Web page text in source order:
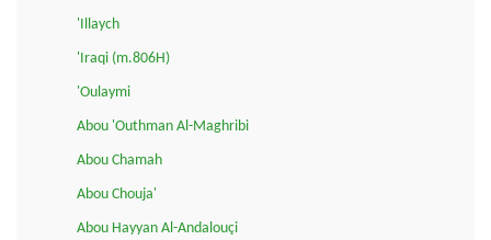
'Illaych
'Iraqi (m.806H)
'Oulaymi
Abou 'Outhman Al-Maghribi
Abou Chamah
Abou Chouja'
Abou Hayyan Al-Andalouçi